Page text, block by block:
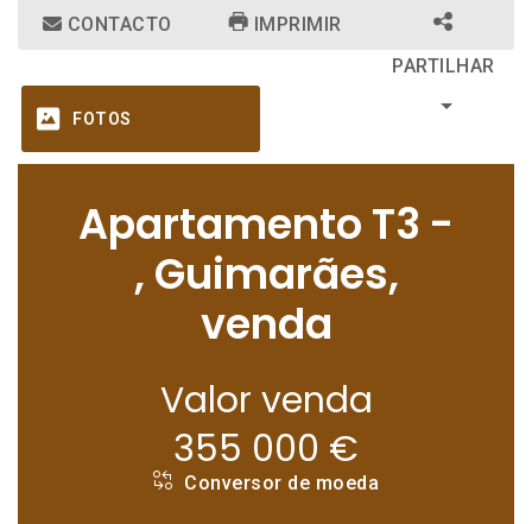
CONTACTO
IMPRIMIR
PARTILHAR
FOTOS
Apartamento T3 -
, Guimarães,
venda
Valor venda
355 000 €
Conversor de moeda